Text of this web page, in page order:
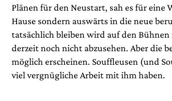
Plänen für den Neustart, sah es für eine
Hause sondern auswärts in die neue
tatsächlich bleiben wird auf den
derzeit noch nicht abzusehen. Aber die
möglich erscheinen. Souffleusen (und
viel vergnügliche Arbeit mit ihm haben.